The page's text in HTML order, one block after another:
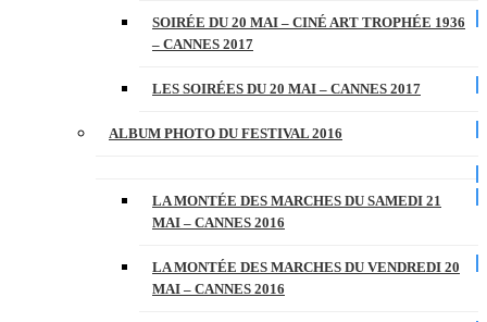
SOIRÉE DU 20 MAI – CINÉ ART TROPHÉE 1936
– CANNES 2017
LES SOIRÉES DU 20 MAI – CANNES 2017
ALBUM PHOTO DU FESTIVAL 2016
LA MONTÉE DES MARCHES DU SAMEDI 21
MAI – CANNES 2016
LA MONTÉE DES MARCHES DU VENDREDI 20
MAI – CANNES 2016